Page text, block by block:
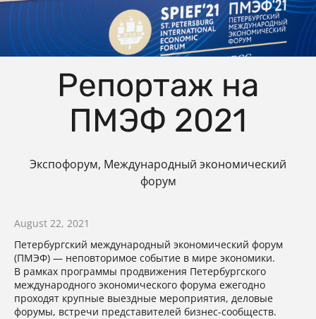
Репортаж на
ПМЭФ 2021
Экспофорум, Международный экономический
форум
August 22, 2021
Петербургский международный экономический форум
(ПМЭФ) — неповторимое событие в мире экономики.
В рамках программы продвижения Петербургского
международного экономического форума ежегодно
проходят крупные выездные мероприятия, деловые
форумы, встречи представителей бизнес-сообществ.